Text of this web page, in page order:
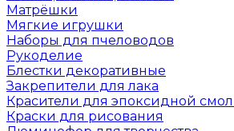
Матрёшки
Мягкие игрушки
Наборы для пчеловодов
Рукоделие
Блестки декоративные
Закрепители для лака
Красители для эпоксидной
Краски для рисования